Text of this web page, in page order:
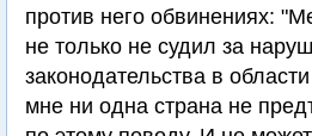
против него обвинениях:
не только не судил за
законодательства в
мне ни одна страна не